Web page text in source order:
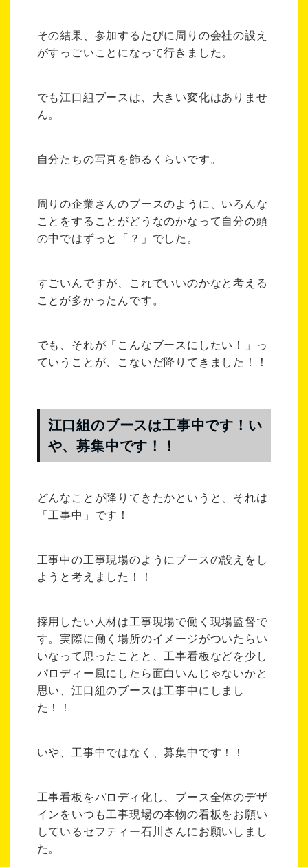
その結果、参加するたびに周りの会社の設え
がすっごいことになって行きました。
でも江口組ブースは、大きい変化はありませ
ん。
自分たちの写真を飾るくらいです。
周りの企業さんのブースのように、いろんな
ことをすることがどうなのかなって自分の頭
の中ではずっと「？」でした。
すごいんですが、これでいいのかなと考える
ことが多かったんです。
でも、それが「こんなブースにしたい！」っ
ていうことが、こないだ降りてきました！！
江口組のブースは工事中です！い
や、募集中です！！
どんなことが降りてきたかというと、それは
「工事中」です！
工事中の工事現場のようにブースの設えをし
ようと考えました！！
採用したい人材は工事現場で働く現場監督で
す。実際に働く場所のイメージがついたらい
いなって思ったことと、工事看板などを少し
パロディー風にしたら面白いんじゃないかと
思い、江口組のブースは工事中にしまし
た！！
いや、工事中ではなく、募集中です！！
工事看板をパロディ化し、ブース全体のデザ
インをいつも工事現場の本物の看板をお願い
しているセフティー石川さんにお願いしまし
た。